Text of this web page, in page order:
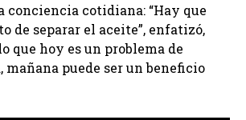
conciencia cotidiana: “Hay que
de separar el aceite”, enfatizó,
que hoy es un problema de
puede ser un beneficio